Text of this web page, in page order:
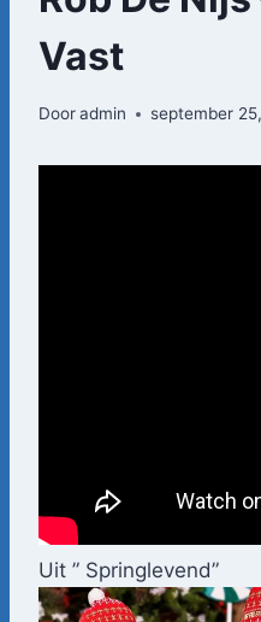
Vast
Dooradmin september
Uit ” Springlevend”